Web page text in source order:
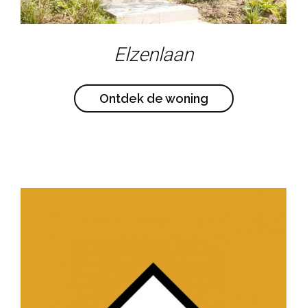
Elzenlaan
Ontdek de woning